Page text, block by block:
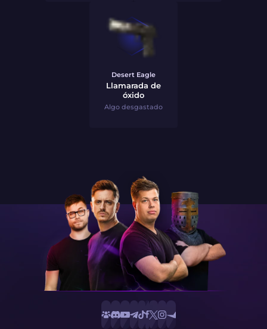
Desert Eagle
Llamarada de
óxido
Algo desgastado